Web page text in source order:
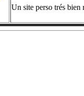
Un site perso trés bien